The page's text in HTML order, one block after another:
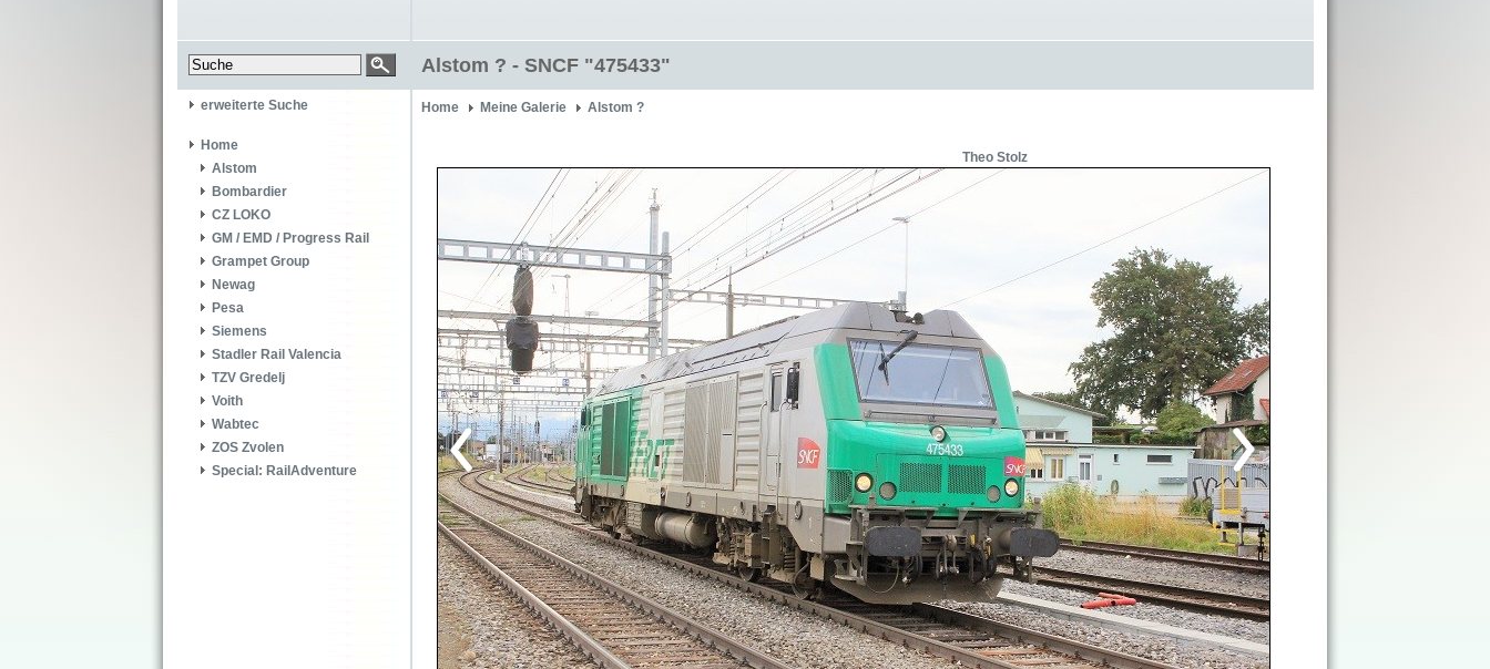
Alstom ? - SNCF "475433"
erweiterte Suche
Home
Alstom
Bombardier
CZ LOKO
GM / EMD / Progress Rail
Grampet Group
Newag
Pesa
Siemens
Stadler Rail Valencia
TZV Gredelj
Voith
Wabtec
ZOS Zvolen
Special: RailAdventure
Home Meine Galerie Alstom ?
Theo Stolz